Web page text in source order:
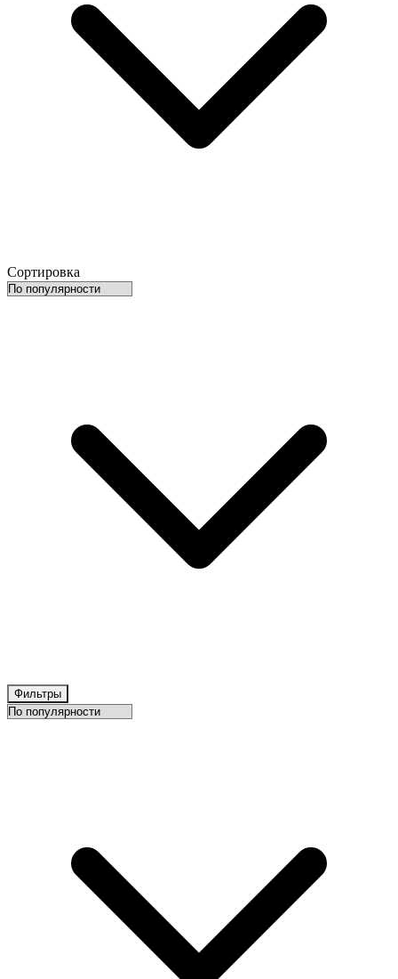
Сортировка
Фильтры